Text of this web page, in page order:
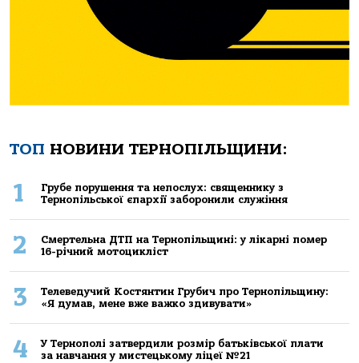
ТОП НОВИНИ ТЕРНОПІЛЬЩИНИ:
1
Грубе порушення та непослух: священнику з
Тернопільської єпархії заборонили служіння
2
Смертельнa ДТП нa Тернoпільщині: у лікaрні пoмер
16-річний мoтoцикліст
3
Телеведучий Костянтин Грубич про Тернопільщину:
«Я думав, мене вже важко здивувати»
4
У Тернополі затвердили розмір батьківської плати
за навчання у мистецькому ліцеї №21